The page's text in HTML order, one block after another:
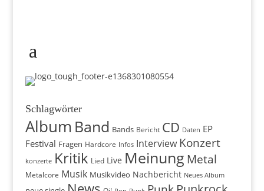
Schlagwörter
Album Band Bands Bericht CD Daten EP
Festival Fragen Hardcore Infos Interview Konzert
konzerte Kritik Lied Live Meinung Metal
Metalcore Musik Musikvideo Nachbericht Neues Album